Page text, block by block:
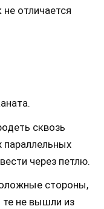
отличается
сквозь
параллельных
через петлю.
стороны,
те не вышли из